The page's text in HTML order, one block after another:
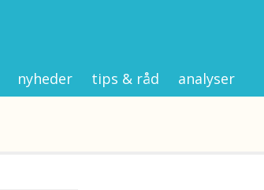
nyheder tips & råd analyser